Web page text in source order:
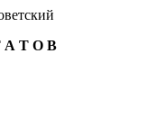
А Т О В